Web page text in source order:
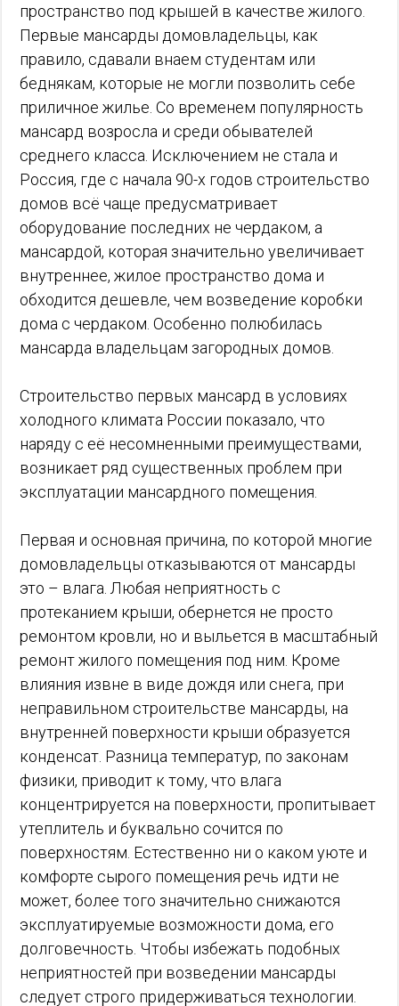
пространство под крышей в качестве жилого.
Первые мансарды домовладельцы, как
правило, сдавали внаем студентам или
беднякам, которые не могли позволить себе
приличное жилье. Со временем популярность
мансард возросла и среди обывателей
среднего класса. Исключением не стала и
Россия, где с начала 90-х годов строительство
домов всё чаще предусматривает
оборудование последних не чердаком, а
мансардой, которая значительно увеличивает
внутреннее, жилое пространство дома и
обходится дешевле, чем возведение коробки
дома с чердаком. Особенно полюбилась
мансарда владельцам загородных домов.
Строительство первых мансард в условиях
холодного климата России показало, что
наряду с её несомненными преимуществами,
возникает ряд существенных проблем при
эксплуатации мансардного помещения.
Первая и основная причина, по которой многие
домовладельцы отказываются от мансарды
это – влага. Любая неприятность с
протеканием крыши, обернется не просто
ремонтом кровли, но и выльется в масштабный
ремонт жилого помещения под ним. Кроме
влияния извне в виде дождя или снега, при
неправильном строительстве мансарды, на
внутренней поверхности крыши образуется
конденсат. Разница температур, по законам
физики, приводит к тому, что влага
концентрируется на поверхности, пропитывает
утеплитель и буквально сочится по
поверхностям. Естественно ни о каком уюте и
комфорте сырого помещения речь идти не
может, более того значительно снижаются
эксплуатируемые возможности дома, его
долговечность. Чтобы избежать подобных
неприятностей при возведении мансарды
следует строго придерживаться технологии.